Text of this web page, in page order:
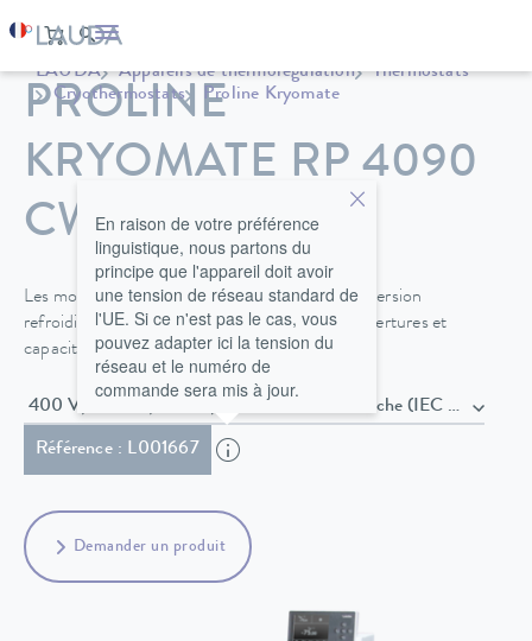
LAUDA Appareils de thermorégulation
Thermostats
Cryothermostats
Proline Kryomate
PROLINE
KRYOMATE RP 4090
CW
Les modèles Kryomate Proline, disponibles en version
refroidie à l'air ou à l'eau, offrent de grandes ouvertures et
capacités de bain de 30 ou 40 litres.
400 V; 3/N/PE; 50 Hz , Câble secteur avec fiche (IEC
Référence : L001667
En raison de votre préférence
linguistique, nous partons du
principe que l'appareil doit avoir
une tension de réseau standard de
l'UE. Si ce n'est pas le cas, vous
pouvez adapter ici la tension du
réseau et le numéro de
commande sera mis à jour.
Demander un produit